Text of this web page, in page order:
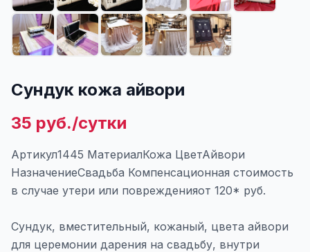
Сундук кожа айвори
35 руб./сутки
Артикул1445 МатериалКожа ЦветАйвори
НазначениеСвадьба Компенсационная стоимость
в случае утери или поврежденияот 120* руб.
Сундук, вместительный, кожаный, цвета айвори
для церемонии дарения на свадьбу, внутри